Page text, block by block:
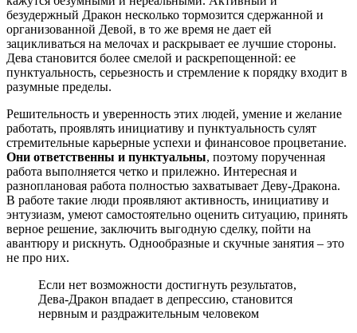
безудержный Дракон несколько тормозится сдержанной и
организованной Девой, в то же время не дает ей
зацикливаться на мелочах и раскрывает ее лучшие стороны.
Дева становится более смелой и раскрепощенной: ее
пунктуальность, серьезность и стремление к порядку входит в
разумные пределы.
Решительность и уверенность этих людей, умение и желание
работать, проявлять инициативу и пунктуальность сулят
стремительные карьерные успехи и финансовое процветание.
Они ответственны и пунктуальны, поэтому порученная
работа выполняется четко и прилежно. Интересная и
разноплановая работа полностью захватывает Деву-Дракона.
В работе такие люди проявляют активность, инициативу и
энтузиазм, умеют самостоятельно оценить ситуацию, принять
верное решение, заключить выгодную сделку, пойти на
авантюру и рискнуть. Однообразные и скучные занятия – это
не про них.
Если нет возможности достигнуть результатов,
Дева-Дракон впадает в депрессию, становится
нервным и раздражительным человеком